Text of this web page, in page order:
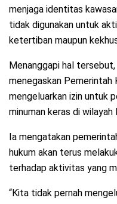
menjaga identitas
tidak digunakan untuk
ketertiban maupun
Menanggapi hal
menegaskan Pemerintah
mengeluarkan izin untuk
minuman keras di wilayah
Ia mengatakan
hukum akan terus
terhadap aktivitas yang
“Kita tidak pernah